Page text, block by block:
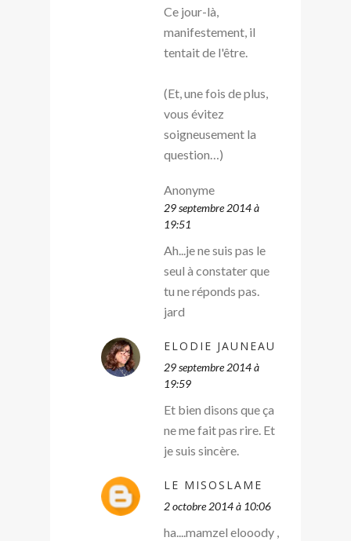
Ce jour-là,
manifestement, il
tentait de l'être.
(Et, une fois de plus,
vous évitez
soigneusement la
question…)
Anonyme
29 septembre 2014 à
19:51
Ah...je ne suis pas le
seul à constater que
tu ne réponds pas.
jard
ELODIE JAUNEAU
29 septembre 2014 à
19:59
Et bien disons que ça
ne me fait pas rire. Et
je suis sincère.
LE MISOSLAME
2 octobre 2014 à 10:06
ha....mamzel elooody ,